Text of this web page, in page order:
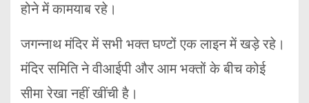
होने में कामयाब रहे।
जगन्नाथ मंदिर में सभी भक्त घण्टों एक लाइन में खड़े रहे।
मंदिर समिति ने वीआईपी और आम भक्तों के बीच कोई
सीमा रेखा नहीं खींची है।